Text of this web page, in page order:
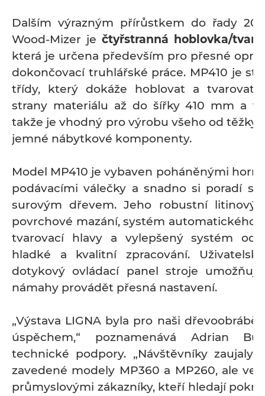
Dalším výrazným přírůstkem do řady
Wood-Mizer je čtyřstranná hoblovka/
která je určena především pro přesné
dokončovací truhlářské práce. MP410 je
třídy, který dokáže hoblovat a tvarovat
strany materiálu až do šířky 410 mm a
takže je vhodný pro výrobu všeho od
jemné nábytkové komponenty.
Model MP410 je vybaven poháněnými
podávacími válečky a snadno si poradí s
surovým dřevem. Jeho robustní litinový
povrchové mazání, systém automatického
tvarovací hlavy a vylepšený systém
hladké a kvalitní zpracování.
dotykový ovládací panel stroje
námahy provádět přesná nastavení.
„Výstava LIGNA byla pro naši
úspěchem,“ poznamenává Adrian
technické podpory. „Návštěvníky zaujaly
zavedené modely MP360 a MP260, ale
průmyslovými zákazníky, kteří hledají